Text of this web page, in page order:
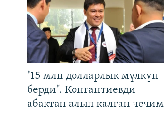
"15 млн долларлык мүлкүн
берди". Конгантиевди
абактан алып калган чечим